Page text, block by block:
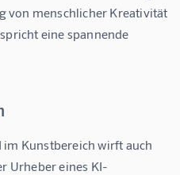
von menschlicher Kreativität
eine spannende
im Kunstbereich wirft auch
Urheber eines KI-